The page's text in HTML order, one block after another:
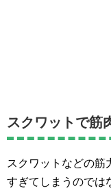
スクワットで筋
スクワットなどの筋
すぎてしまうのでは